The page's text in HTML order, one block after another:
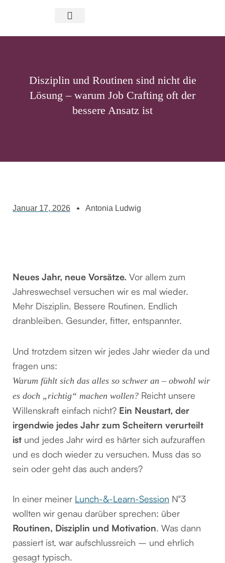
Disziplin und Routinen sind nicht die
Lösung – warum Job Crafting oft der
bessere Ansatz ist
Januar 17, 2026 Antonia Ludwig
Neues Jahr, neue Vorsätze. Vor allem zum
Jahreswechsel versuchen wir es mal wieder.
Mehr Disziplin. Bessere Routinen. Endlich
dranbleiben. Gesunder, fitter, entspannter.
Und trotzdem sitzen wir jedes Jahr wieder da und
fragen uns:
Warum fühlt sich das alles so schwer an – obwohl wir
es doch „richtig“ machen wollen? Reicht unsere
Willenskraft einfach nicht? Ein Neustart, der
irgendwie jedes Jahr zum Scheitern verurteilt
ist und jedes Jahr wird es härter sich aufzuraffen
und es doch wieder zu versuchen. Muss das so
sein oder geht das auch anders?
In einer meiner Lunch-&-Learn-Session N°3
wollten wir genau darüber sprechen: über
Routinen, Disziplin und Motivation. Was dann
passiert ist, war aufschlussreich – und ehrlich
gesagt typisch.